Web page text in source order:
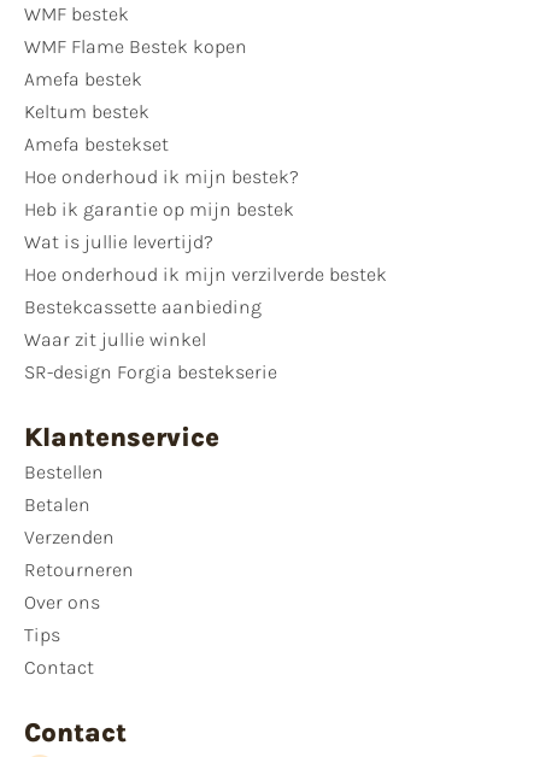
WMF bestek
WMF Flame Bestek kopen
Amefa bestek
Keltum bestek
Amefa bestekset
Hoe onderhoud ik mijn bestek?
Heb ik garantie op mijn bestek
Wat is jullie levertijd?
Hoe onderhoud ik mijn verzilverde bestek
Bestekcassette aanbieding
Waar zit jullie winkel
SR-design Forgia bestekserie
Klantenservice
Bestellen
Betalen
Verzenden
Retourneren
Over ons
Tips
Contact
Contact